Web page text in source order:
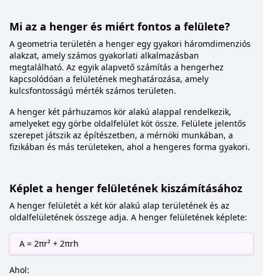
Mi az a henger és miért fontos a felülete?
A geometria területén a henger egy gyakori háromdimenziós
alakzat, amely számos gyakorlati alkalmazásban
megtalálható. Az egyik alapvető számítás a hengerhez
kapcsolódóan a felületének meghatározása, amely
kulcsfontosságú mérték számos területen.
A henger két párhuzamos kör alakú alappal rendelkezik,
amelyeket egy görbe oldalfelület köt össze. Felülete jelentős
szerepet játszik az építészetben, a mérnöki munkában, a
fizikában és más területeken, ahol a hengeres forma gyakori.
Képlet a henger felületének kiszámításához
A henger felületét a két kör alakú alap területének és az
oldalfelületének összege adja. A henger felületének képlete:
A = 2πr² + 2πrh
Ahol: